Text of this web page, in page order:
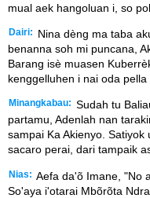
mual aek hangoluan i, so
Dairi:
Nina dèng ma taba
benanna soh mi puncana,
Barang isè muasen
kenggelluhen i nai oda pella
Minangkabau: Sudah tu
partamu, Adenlah nan
sampai Ka Akienyo.
sacaro perai, dari tampaik
Nias: Aefa da'õ Imane, "No
So'aya i'otarai Mbõrõta